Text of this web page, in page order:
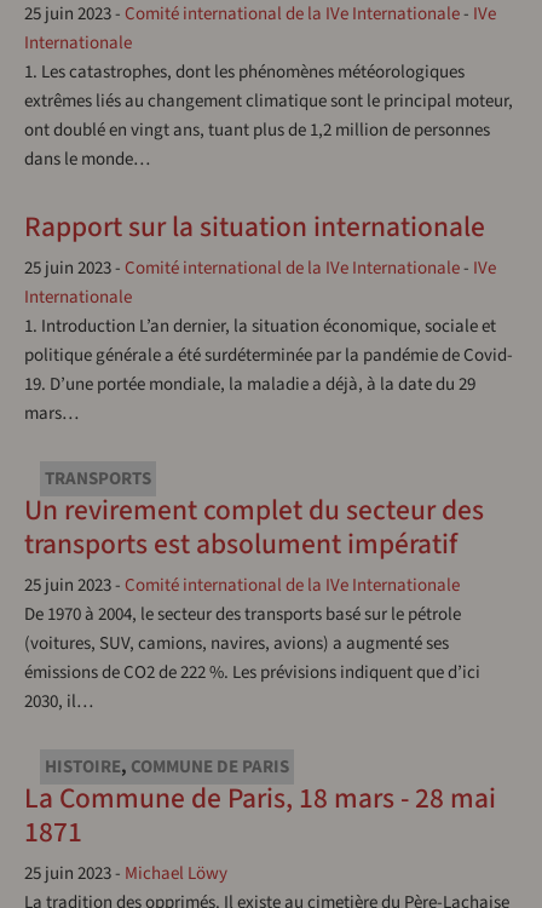
25 juin 2023- Comité international de la IVe Internationale- IVe
Internationale
1. Les catastrophes, dont les phénomènes météorologiques
extrêmes liés au changement climatique sont le principal moteur,
ont doublé en vingt ans, tuant plus de 1,2 million de personnes
dans le monde…
Rapport sur la situation internationale
25 juin 2023- Comité international de la IVe Internationale- IVe
Internationale
1. Introduction L’an dernier, la situation économique, sociale et
politique générale a été surdéterminée par la pandémie de Covid-
19. D’une portée mondiale, la maladie a déjà, à la date du 29
mars…
TRANSPORTS
Un revirement complet du secteur des
transports est absolument impératif
25 juin 2023- Comité international de la IVe Internationale
De 1970 à 2004, le secteur des transports basé sur le pétrole
(voitures, SUV, camions, navires, avions) a augmenté ses
émissions de CO2 de 222 %. Les prévisions indiquent que d’ici
2030, il…
HISTOIRE, COMMUNE DE PARIS
La Commune de Paris, 18 mars - 28 mai
1871
25 juin 2023- Michael Löwy
La tradition des opprimés. Il existe au cimetière du Père-Lachaise